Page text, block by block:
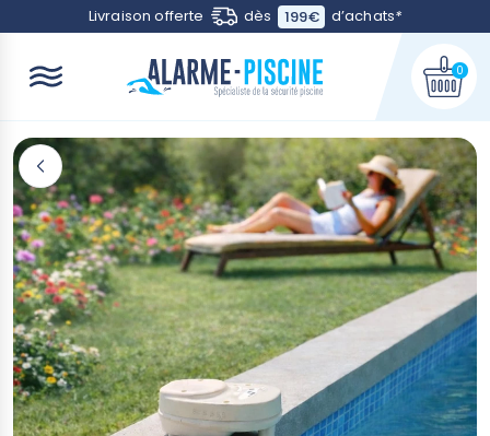
Contactez-nousLivraison offerte dès 199€ d’achats*
0